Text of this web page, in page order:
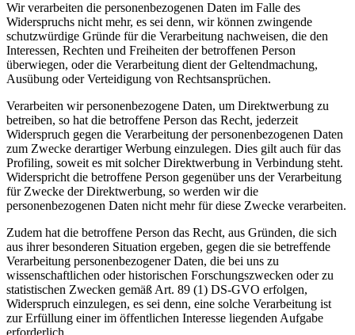
Wir verarbeiten die personenbezogenen Daten im Falle des
Widerspruchs nicht mehr, es sei denn, wir können zwingende
schutzwürdige Gründe für die Verarbeitung nachweisen, die den
Interessen, Rechten und Freiheiten der betroffenen Person
überwiegen, oder die Verarbeitung dient der Geltendmachung,
Ausübung oder Verteidigung von Rechtsansprüchen.
Verarbeiten wir personenbezogene Daten, um Direktwerbung zu
betreiben, so hat die betroffene Person das Recht, jederzeit
Widerspruch gegen die Verarbeitung der personenbezogenen Daten
zum Zwecke derartiger Werbung einzulegen. Dies gilt auch für das
Profiling, soweit es mit solcher Direktwerbung in Verbindung steht.
Widerspricht die betroffene Person gegenüber uns der Verarbeitung
für Zwecke der Direktwerbung, so werden wir die
personenbezogenen Daten nicht mehr für diese Zwecke verarbeiten.
Zudem hat die betroffene Person das Recht, aus Gründen, die sich
aus ihrer besonderen Situation ergeben, gegen die sie betreffende
Verarbeitung personenbezogener Daten, die bei uns zu
wissenschaftlichen oder historischen Forschungszwecken oder zu
statistischen Zwecken gemäß Art. 89 (1) DS-GVO erfolgen,
Widerspruch einzulegen, es sei denn, eine solche Verarbeitung ist
zur Erfüllung einer im öffentlichen Interesse liegenden Aufgabe